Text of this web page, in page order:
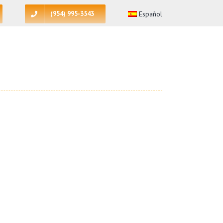
(954) 995-3543 Español